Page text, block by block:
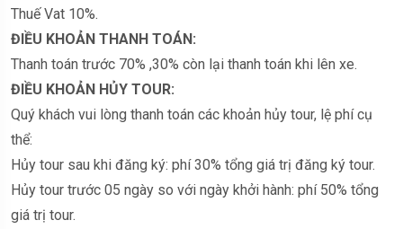
Thuế Vat 10%.
ĐIỀU KHOẢN THANH TOÁN:
Thanh toán trước 70% ,30% còn lại thanh toán khi lên xe.
ĐIỀU KHOẢN HỦY TOUR:
Quý khách vui lòng thanh toán các khoản hủy tour, lệ phí cụ
thể:
Hủy tour sau khi đăng ký: phí 30% tổng giá trị đăng ký tour.
Hủy tour trước 05 ngày so với ngày khởi hành: phí 50% tổng
giá trị tour.